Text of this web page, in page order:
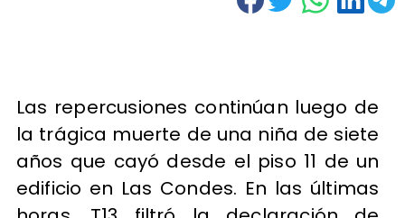
Las repercusiones continúan luego de
la trágica muerte de una niña de siete
años que cayó desde el piso 11 de un
edificio en Las Condes. En las últimas